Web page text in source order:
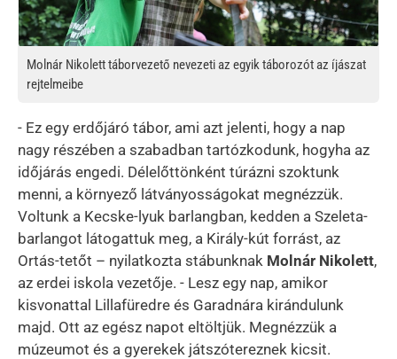
Molnár Nikolett táborvezető nevezeti az egyik táborozót az íjászat
rejtelmeibe
- Ez egy erdőjáró tábor, ami azt jelenti, hogy a nap
nagy részében a szabadban tartózkodunk, hogyha az
időjárás engedi. Délelőttönként túrázni szoktunk
menni, a környező látványosságokat megnézzük.
Voltunk a Kecske-lyuk barlangban, kedden a Szeleta-
barlangot látogattuk meg, a Király-kút forrást, az
Ortás-tetőt – nyilatkozta stábunknak Molnár Nikolett,
az erdei iskola vezetője. - Lesz egy nap, amikor
kisvonattal Lillafüredre és Garadnára kirándulunk
majd. Ott az egész napot eltöltjük. Megnézzük a
múzeumot és a gyerekek játszótereznek kicsit.